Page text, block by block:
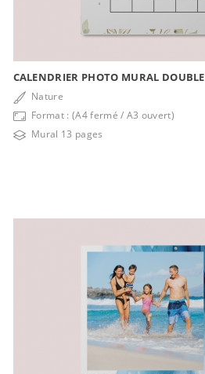
CALENDRIER PHOTO MURAL DOUBLE
Nature
Format : (A4 fermé / A3 ouvert)
Mural 13 pages